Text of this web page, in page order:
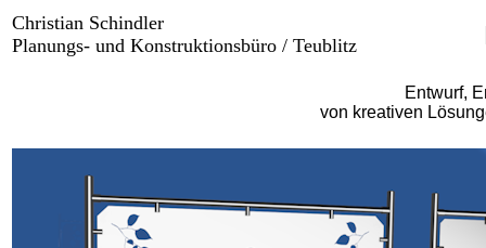
Christian Schindler
Planungs- und Konstruktionsbüro / Teublitz
Entwurf,
von kreativen